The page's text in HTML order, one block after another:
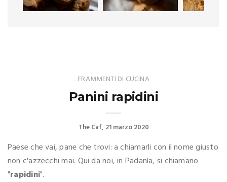
FRAMMENTI DI CUCINA
Panini rapidini
The Caf 21 marzo 2020
Paese che vai, pane che trovi: a chiamarli con il nome giusto
non c'azzecchi mai. Qui da noi, in Padanìa, si chiamano
"rapidini".